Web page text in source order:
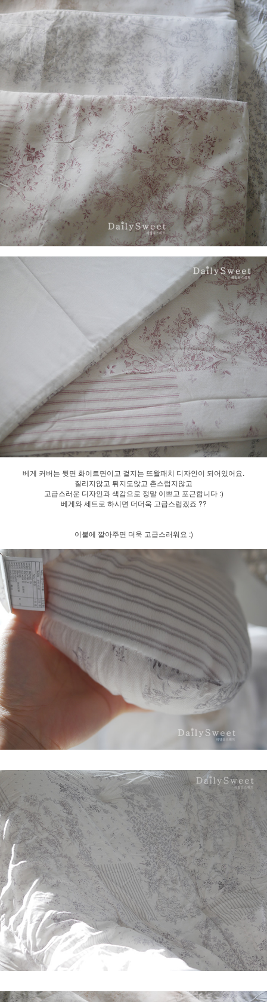
베게 커버는 뒷면 화이트면이고 겉지는 뜨왈패치 디자인이 되어있어요.
질리지않고 튀지도않고 촌스럽지않고
고급스러운 디자인과 색감으로 정말 이쁘고 포근합니다 :)
베게와 세트로 하시면 더더욱 고급스럽겠죠 ??
이불에 깔아주면 더욱 고급스러워요 :)